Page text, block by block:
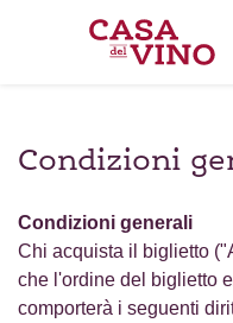
Condizioni
Condizioni generali
Chi acquista il biglietto
che l'ordine del biglietto
comporterà i seguenti